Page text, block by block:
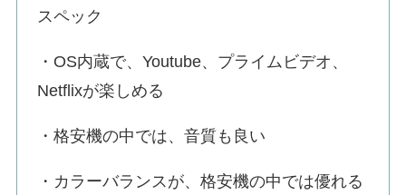
スペック
・OS内蔵で、Youtube、プライムビデオ、
Netflixが楽しめる
・格安機の中では、音質も良い
・カラーバランスが、格安機の中では優れる